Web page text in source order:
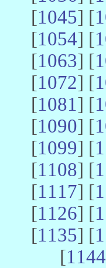
[1045] [
[1054] [
[1063] [
[1072] [
[1081] [
[1090] [
[1099] [
[1108] [
[1117] [
[1126] [
[1135] [
[1144